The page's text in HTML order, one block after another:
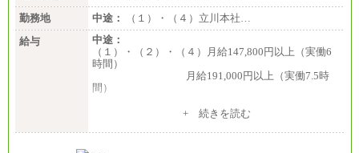
勤務地
中途：
（１）・（４）立川本社…
給与
中途：
（１）・（２）・（４）月給147,800円以上（実働6
時間）
月給191,000円以上（実働7.5時
間）
（３）月給191,000円以上（実働7.5時間）
（５）月給147,800円以上（実働6時間）
+ 続きを読む